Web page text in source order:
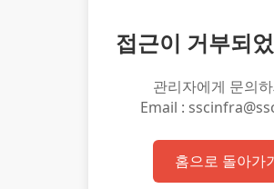
접근이 거부되
관리자에게 문의
Email :
홈으로 돌아가